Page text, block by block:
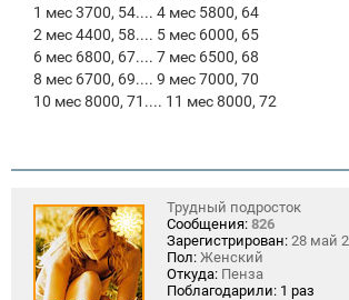
1 мес 3700, 54.... 4 мес 5800, 64
2 мес 4400, 58.... 5 мес 6000, 65
6 мес 6800, 67.... 7 мес 6500, 68
8 мес 6700, 69.... 9 мес 7000, 70
10 мес 8000, 71.... 11 мес 8000, 72
Трудный подросток
Сообщения: 826
Зарегистрирован: 28 май
Пол: Женский
Откуда: Пенза
Поблагодарили: 1 раз